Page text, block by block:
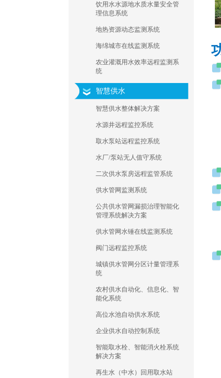
饮用水水源地水质水量安全管
理信息系统
地热资源动态监测系统
海绵城市在线监测系统
农业灌溉用水效率远程监测系
统
智慧供水
智慧供水整体解决方案
水源井远程监控系统
取水泵站远程监控系统
水厂/泵站无人值守系统
二次供水泵房远程监管系统
供水管网监测系统
公共供水管网漏损治理智能化
管理系统解决方案
供水管网水锤在线监测系统
阀门远程监控系统
城镇供水管网分区计量管理系
统
农村供水自动化、信息化、智
能化系统
高位水池自动供水系统
企业供水自动控制系统
智能取水栓、智能消火栓系统
解决方案
再生水（中水）回用取水站